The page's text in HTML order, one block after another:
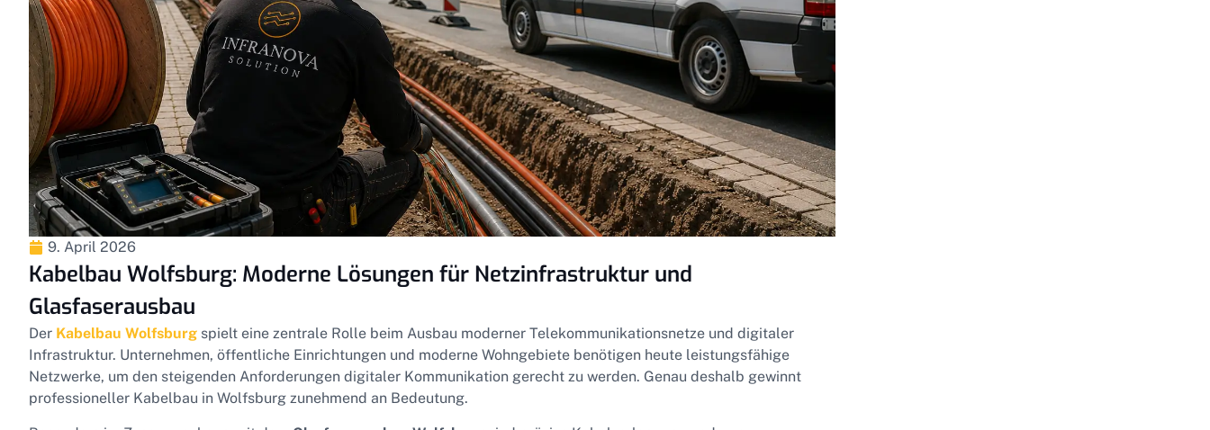
9. April 2026
Kabelbau Wolfsburg: Moderne Lösungen für Netzinfrastruktur und
Glasfaserausbau
Der Kabelbau Wolfsburg spielt eine zentrale Rolle beim Ausbau moderner Telekommunikationsnetze und digitaler
Infrastruktur. Unternehmen, öffentliche Einrichtungen und moderne Wohngebiete benötigen heute leistungsfähige
Netzwerke, um den steigenden Anforderungen digitaler Kommunikation gerecht zu werden. Genau deshalb gewinnt
professioneller Kabelbau in Wolfsburg zunehmend an Bedeutung.